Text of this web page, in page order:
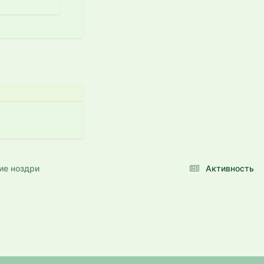
Активность
ноздри